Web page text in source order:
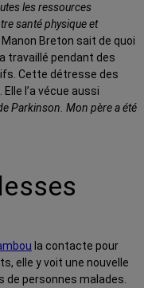
les ressources
santé physique et
Manon Breton sait de quoi
travaillé pendant des
Cette détresse des
l’a vécue aussi
Parkinson. Mon père a été
la contacte pour
elle y voit une nouvelle
de personnes malades.